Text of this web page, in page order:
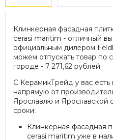
Клинкерная фасадная
cerasi maritim - отличный
официальным дилером
можем отпускать товар по
городе - 7 271,62 рублей.
С КерамикТрейд у вас есть
напрямую от
Ярославлю и Ярославской
сроки:
Клинкерная фасадная
cerasi maritim уже в